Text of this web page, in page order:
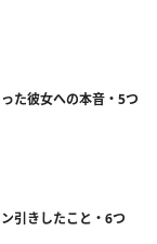
た彼女への本音・5つ
引きしたこと・6つ